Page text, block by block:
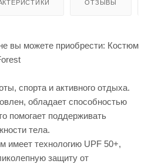
ОТЗЫВЫ
вы можете приобрести: Костюм
спорта и активного отдыха.
обладает способностью
помогает поддерживать
тела.
имеет технологию UPF 50+,
защиту от